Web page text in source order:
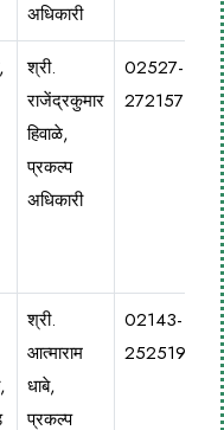
अधिकारी
श्री.
राजेंद्रकुमार
हिवाळे,
प्रकल्प
अधिकारी
02527-
272157
श्री.
आत्माराम
धाबे,
प्रकल्प
02143-
252519